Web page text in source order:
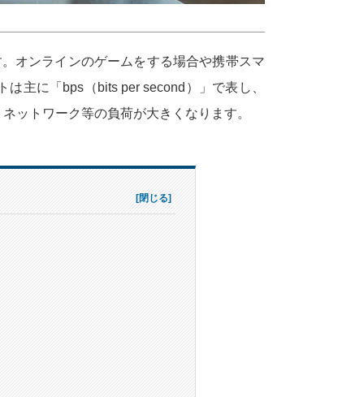
オンラインのゲームをする場合や携帯スマ
主に「bps（bits per second）」で表し、
ットワーク等の負荷が大きくなります。